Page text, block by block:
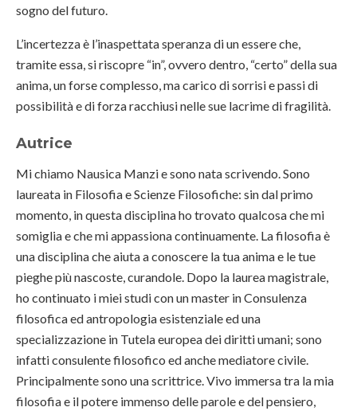
sogno del futuro.
L’incertezza è l’inaspettata speranza di un essere che,
tramite essa, si riscopre “in”, ovvero dentro, “certo” della sua
anima, un forse complesso, ma carico di sorrisi e passi di
possibilità e di forza racchiusi nelle sue lacrime di fragilità.
Autrice
Mi chiamo Nausica Manzi e sono nata scrivendo. Sono
laureata in Filosofia e Scienze Filosofiche: sin dal primo
momento, in questa disciplina ho trovato qualcosa che mi
somiglia e che mi appassiona continuamente. La filosofia è
una disciplina che aiuta a conoscere la tua anima e le tue
pieghe più nascoste, curandole. Dopo la laurea magistrale,
ho continuato i miei studi con un master in Consulenza
filosofica ed antropologia esistenziale ed una
specializzazione in Tutela europea dei diritti umani; sono
infatti consulente filosofico ed anche mediatore civile.
Principalmente sono una scrittrice. Vivo immersa tra la mia
filosofia e il potere immenso delle parole e del pensiero,